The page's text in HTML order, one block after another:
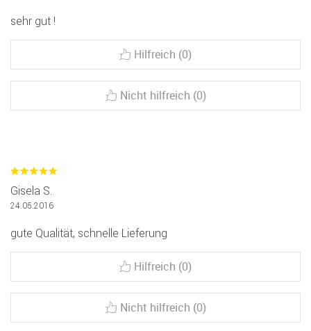
sehr gut !
Hilfreich (0)
Nicht hilfreich (0)
Gisela S.
24.05.2016
gute Qualität, schnelle Lieferung
Hilfreich (0)
Nicht hilfreich (0)